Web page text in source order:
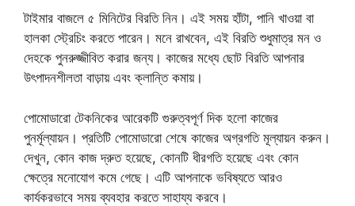
টাইমার বাজলে ৫ মিনিটের বিরতি নিন। এই সময় হাঁটা, পানি খাওয়া বা
হালকা স্ট্রেচিং করতে পারেন। মনে রাখবেন, এই বিরতি শুধুমাত্র মন ও
দেহকে পুনরুজ্জীবিত করার জন্য। কাজের মধ্যে ছোট বিরতি আপনার
উৎপাদনশীলতা বাড়ায় এবং ক্লান্তি কমায়।
পোমোডারো টেকনিকের আরেকটি গুরুত্বপূর্ণ দিক হলো কাজের
পুনর্মূল্যায়ন। প্রতিটি পোমোডারো শেষে কাজের অগ্রগতি মূল্যায়ন করুন।
দেখুন, কোন কাজ দ্রুত হয়েছে, কোনটি ধীরগতি হয়েছে এবং কোন
ক্ষেত্রে মনোযোগ কমে গেছে। এটি আপনাকে ভবিষ্যতে আরও
কার্যকরভাবে সময় ব্যবহার করতে সাহায্য করবে।